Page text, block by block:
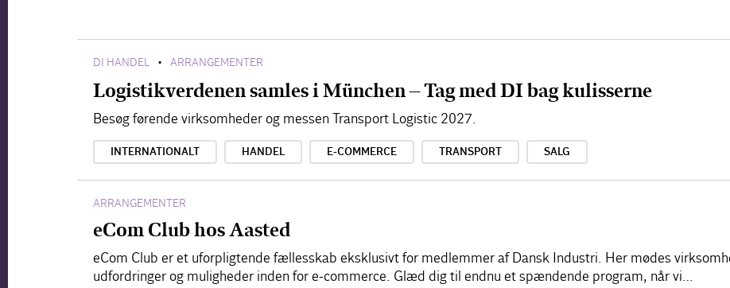
DI HANDEL • ARRANGEMENTER
Logistikverdenen samles i München – Tag med DI bag kulisserne
Besøg førende virksomheder og messen Transport Logistic 2027.
INTERNATIONALT HANDEL E-COMMERCE TRANSPORT SALG
ARRANGEMENTER
eCom Club hos Aasted
eCom Club er et uforpligtende fællesskab eksklusivt for medlemmer af Dansk Industri. Her mødes
udfordringer og muligheder inden for e-commerce. Glæd dig til endnu et spændende program, når vi…